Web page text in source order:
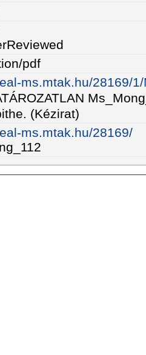
pdf
ms.mtak.hu/28169/
(Kézirat)
ms.mtak.hu/28169/